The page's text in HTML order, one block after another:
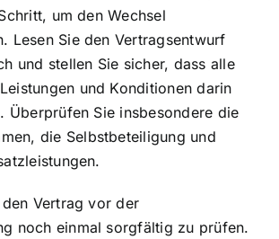
um den Wechsel
Lesen Sie den Vertragsentwurf
und stellen Sie sicher, dass alle
und Konditionen darin
Überprüfen Sie insbesondere die
die Selbstbeteiligung und
Vertrag vor der
noch einmal sorgfältig zu prüfen.